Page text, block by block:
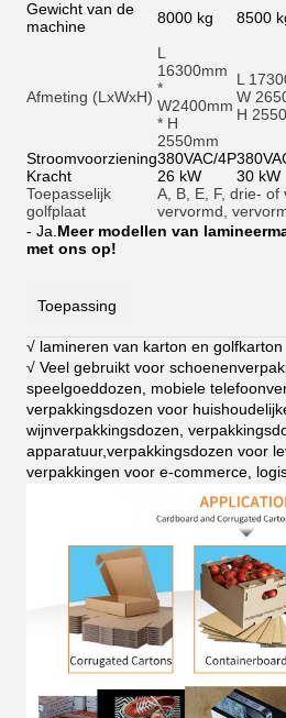
Gewicht van de
machine
8000 kg 8500
Afmeting (LxWxH)
L
16300mm
*
W2400mm
* H
2550mm
L
W
H
Stroomvoorziening380VAC/4P
Kracht
26 kW 30 kW
Toepasselijk
golfplaat
A, B, E, F, drie-
vervormd,
- Ja. Meer modellen van
met ons op!
Toepassing
√ lamineren van karton en golfkarton
√ Veel gebruikt voor
speelgoeddozen, mobiele
verpakkingsdozen voor
wijnverpakkingsdozen,
apparatuur,verpakkingsdozen voor
verpakkingen voor e-commerce,